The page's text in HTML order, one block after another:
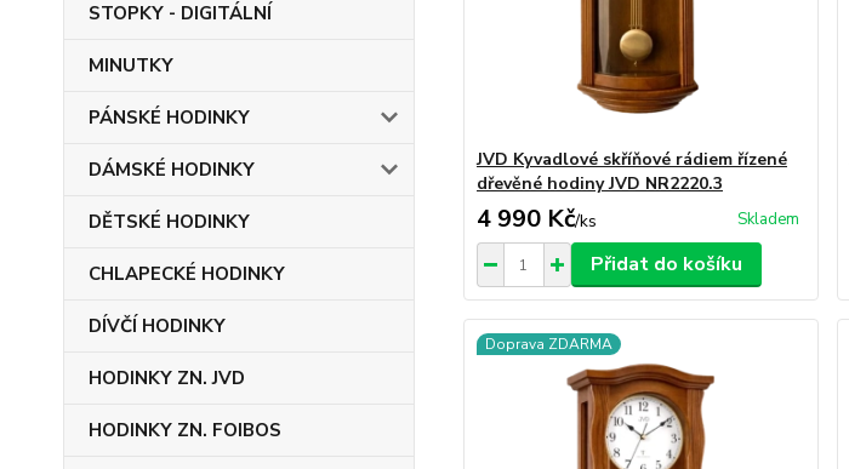
STOPKY - DIGITÁLNÍ
MINUTKY
PÁNSKÉ HODINKY
DÁMSKÉ HODINKY
DĚTSKÉ HODINKY
CHLAPECKÉ HODINKY
DÍVČÍ HODINKY
HODINKY ZN. JVD
HODINKY ZN. FOIBOS
JVD Kyvadlové skříňové rádiem řízené
dřevěné hodiny JVD NR2220.3
4 990 Kč/ks Skladem
Přidat do košíku
Doprava ZDARMA